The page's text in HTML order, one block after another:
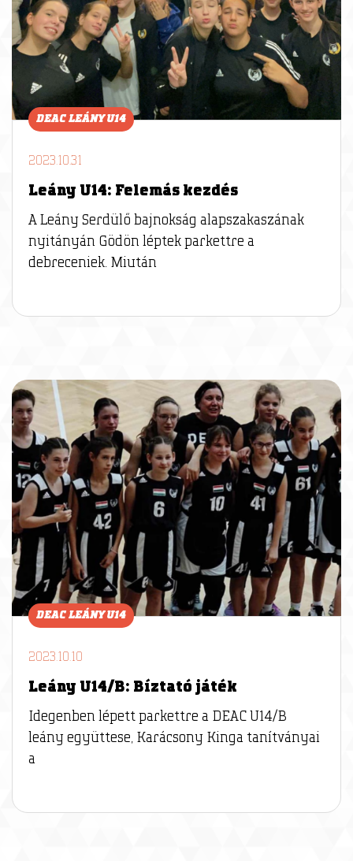
DEAC LEÁNY U14
2023.10.31
Leány U14: Felemás kezdés
A Leány Serdülő bajnokság alapszakaszának
nyitányán Gödön léptek parkettre a
debreceniek. Miután
DEAC LEÁNY U14
2023.10.10
Leány U14/B: Bíztató játék
Idegenben lépett parkettre a DEAC U14/B
leány együttese, Karácsony Kinga tanítványai
a